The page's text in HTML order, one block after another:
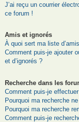
J’ai reçu un courrier
ce forum !
Amis et ignorés
À quoi sert ma liste
Comment puis-je ajouter
et d’ignorés ?
Recherche dans les
Comment puis-je
Pourquoi ma recherche
Pourquoi ma recherche
Comment puis-je